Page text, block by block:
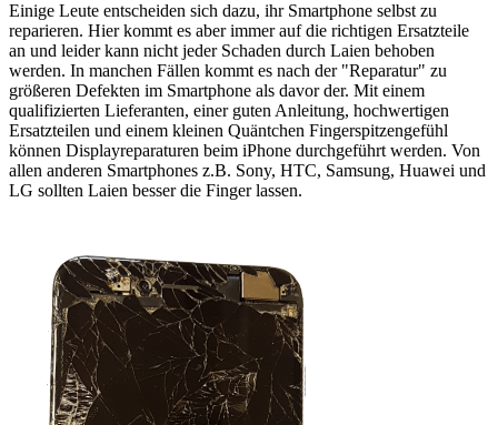
Einige Leute entscheiden sich dazu, ihr Smartphone selbst zu
reparieren. Hier kommt es aber immer auf die richtigen Ersatzteile
an und leider kann nicht jeder Schaden durch Laien behoben
werden. In manchen Fällen kommt es nach der "Reparatur" zu
größeren Defekten im Smartphone als davor der. Mit einem
qualifizierten Lieferanten, einer guten Anleitung, hochwertigen
Ersatzteilen und einem kleinen Quäntchen Fingerspitzengefühl
können Displayreparaturen beim iPhone durchgeführt werden. Von
allen anderen Smartphones z.B. Sony, HTC, Samsung, Huawei und
LG sollten Laien besser die Finger lassen.